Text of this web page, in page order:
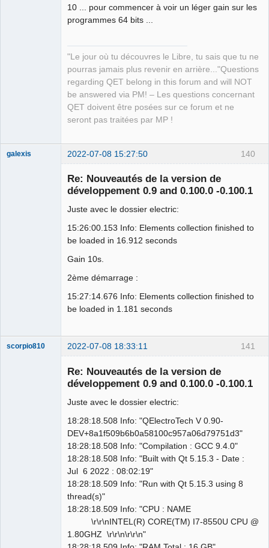
10 ... pour commencer à voir un léger gain sur les
programmes 64 bits ...
"Le jour où tu découvres le Libre, tu sais que tu ne
pourras jamais plus revenir en arrière..."Questions
regarding QET belong in this forum and will NOT
be answered via PM! – Les questions concernant
QET doivent être posées sur ce forum et ne
seront pas traitées par MP !
140
galexis 2022-07-08 15:27:50
Re: Nouveautés de la version de
développement 0.9 and 0.100.0 -0.100.1
Juste avec le dossier electric:
15:26:00.153 Info: Elements collection finished to
be loaded in 16.912 seconds
Gain 10s.
2ème démarrage :
15:27:14.676 Info: Elements collection finished to
be loaded in 1.181 seconds
141
scorpio810 2022-07-08 18:33:11
Re: Nouveautés de la version de
développement 0.9 and 0.100.0 -0.100.1
Juste avec le dossier electric:
18:28:18.508 Info: "QElectroTech V 0.90-
DEV+8a1f509b6b0a58100c957a06d79751d3"
18:28:18.508 Info: "Compilation : GCC 9.4.0"
18:28:18.508 Info: "Built with Qt 5.15.3 - Date :
Jul 6 2022 : 08:02:19"
18:28:18.509 Info: "Run with Qt 5.15.3 using 8
thread(s)"
18:28:18.509 Info: "CPU : NAME
\r\r\nINTEL(R) CORE(TM) I7-8550U CPU @
1.80GHZ \r\r\n\r\r\n"